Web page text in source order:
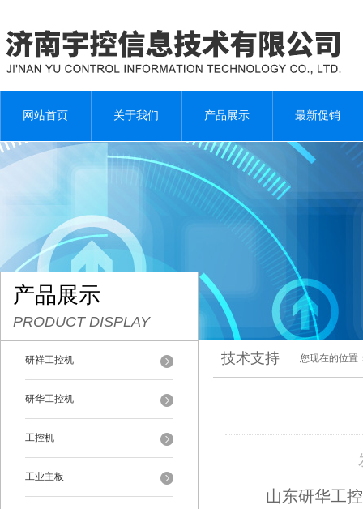
网站首页 关于我们 产品展示 最新促销
产品展示
PRODUCT DISPLAY
研祥工控机
研华工控机
工控机
工业主板
技术支持 您现在的位置
山东研华工控